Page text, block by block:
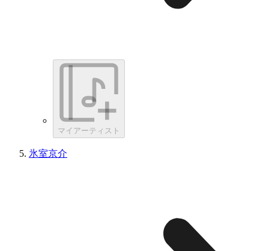
マイアーティスト
氷室京介